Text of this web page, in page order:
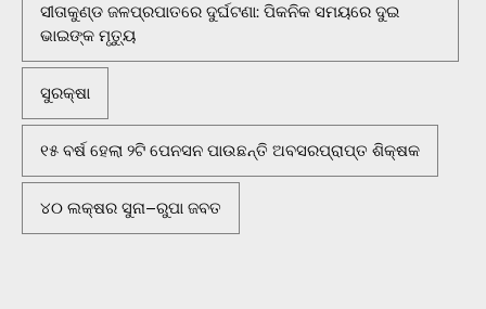
ସୀତାକୁଣ୍ଡ ଜଳପ୍ରପାତରେ ଦୁର୍ଘଟଣା: ପିକନିକ ସମୟରେ ଦୁଇ
ଭାଇଙ୍କ ମୃତ୍ୟୁ
ସୁରକ୍ଷା
୧୫ ବର୍ଷ ହେଲା ୨ଟି ପେନସନ ପାଉଛନ୍ତି ଅବସରପ୍ରାପ୍ତ ଶିକ୍ଷକ
୪୦ ଲକ୍ଷର ସୁନା–ରୁପା ଜବତ